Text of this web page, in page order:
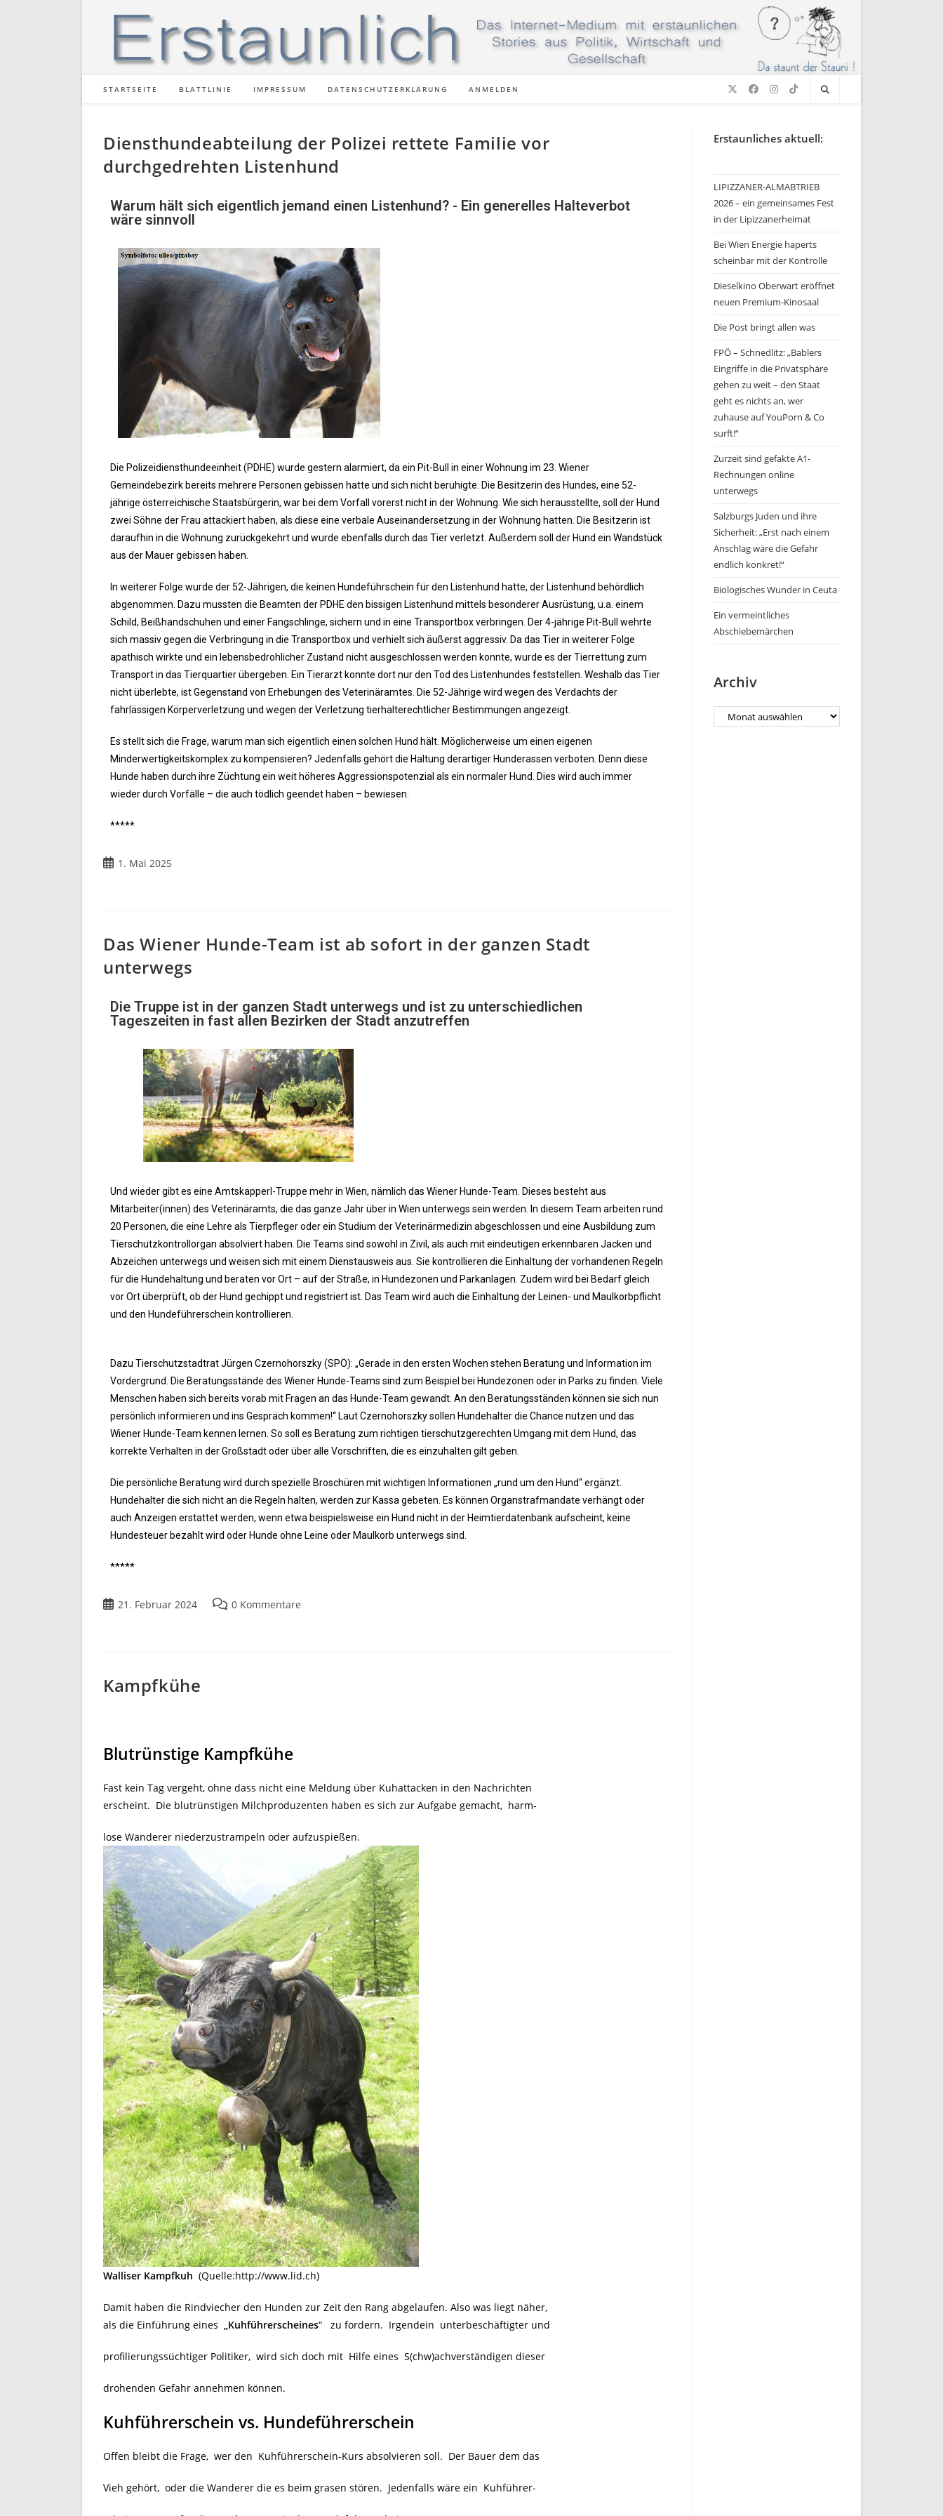
STARTSEITE BLATTLINIE IMPRESSUM DATENSCHUTZERKLÄRUNG ANMELDEN
Diensthundeabteilung der Polizei rettete Familie vor
durchgedrehten Listenhund
Warum hält sich eigentlich jemand einen Listenhund? - Ein generelles Halteverbot
wäre sinnvoll
Die Polizeidiensthundeeinheit (PDHE) wurde gestern alarmiert, da ein Pit-Bull in einer Wohnung im 23. Wiener
Gemeindebezirk bereits mehrere Personen gebissen hatte und sich nicht beruhigte. Die Besitzerin des Hundes, eine 52-
jährige österreichische Staatsbürgerin, war bei dem Vorfall vorerst nicht in der Wohnung. Wie sich herausstellte, soll der Hund
zwei Söhne der Frau attackiert haben, als diese eine verbale Auseinandersetzung in der Wohnung hatten. Die Besitzerin ist
daraufhin in die Wohnung zurückgekehrt und wurde ebenfalls durch das Tier verletzt. Außerdem soll der Hund ein Wandstück
aus der Mauer gebissen haben.
In weiterer Folge wurde der 52-Jährigen, die keinen Hundeführschein für den Listenhund hatte, der Listenhund behördlich
abgenommen. Dazu mussten die Beamten der PDHE den bissigen Listenhund mittels besonderer Ausrüstung, u.a. einem
Schild, Beißhandschuhen und einer Fangschlinge, sichern und in eine Transportbox verbringen. Der 4-jährige Pit-Bull wehrte
sich massiv gegen die Verbringung in die Transportbox und verhielt sich äußerst aggressiv. Da das Tier in weiterer Folge
apathisch wirkte und ein lebensbedrohlicher Zustand nicht ausgeschlossen werden konnte, wurde es der Tierrettung zum
Transport in das Tierquartier übergeben. Ein Tierarzt konnte dort nur den Tod des Listenhundes feststellen. Weshalb das Tier
nicht überlebte, ist Gegenstand von Erhebungen des Veterinäramtes. Die 52-Jährige wird wegen des Verdachts der
fahrlässigen Körperverletzung und wegen der Verletzung tierhalterechtlicher Bestimmungen angezeigt.
Es stellt sich die Frage, warum man sich eigentlich einen solchen Hund hält. Möglicherweise um einen eigenen
Minderwertigkeitskomplex zu kompensieren? Jedenfalls gehört die Haltung derartiger Hunderassen verboten. Denn diese
Hunde haben durch ihre Züchtung ein weit höheres Aggressionspotenzial als ein normaler Hund. Dies wird auch immer
wieder durch Vorfälle – die auch tödlich geendet haben – bewiesen.
*****
1. Mai 2025
Das Wiener Hunde-Team ist ab sofort in der ganzen Stadt
unterwegs
Die Truppe ist in der ganzen Stadt unterwegs und ist zu unterschiedlichen
Tageszeiten in fast allen Bezirken der Stadt anzutreffen
Und wieder gibt es eine Amtskapperl-Truppe mehr in Wien, nämlich das Wiener Hunde-Team. Dieses besteht aus
Mitarbeiter(innen) des Veterinäramts, die das ganze Jahr über in Wien unterwegs sein werden. In diesem Team arbeiten rund
20 Personen, die eine Lehre als Tierpfleger oder ein Studium der Veterinärmedizin abgeschlossen und eine Ausbildung zum
Tierschutzkontrollorgan absolviert haben. Die Teams sind sowohl in Zivil, als auch mit eindeutigen erkennbaren Jacken und
Abzeichen unterwegs und weisen sich mit einem Dienstausweis aus. Sie kontrollieren die Einhaltung der vorhandenen Regeln
für die Hundehaltung und beraten vor Ort – auf der Straße, in Hundezonen und Parkanlagen. Zudem wird bei Bedarf gleich
vor Ort überprüft, ob der Hund gechippt und registriert ist. Das Team wird auch die Einhaltung der Leinen- und Maulkorbpflicht
und den Hundeführerschein kontrollieren.
Dazu Tierschutzstadtrat Jürgen Czernohorszky (SPÖ): „Gerade in den ersten Wochen stehen Beratung und Information im
Vordergrund. Die Beratungsstände des Wiener Hunde-Teams sind zum Beispiel bei Hundezonen oder in Parks zu finden. Viele
Menschen haben sich bereits vorab mit Fragen an das Hunde-Team gewandt. An den Beratungsständen können sie sich nun
persönlich informieren und ins Gespräch kommen!“ Laut Czernohorszky sollen Hundehalter die Chance nutzen und das
Wiener Hunde-Team kennen lernen. So soll es Beratung zum richtigen tierschutzgerechten Umgang mit dem Hund, das
korrekte Verhalten in der Großstadt oder über alle Vorschriften, die es einzuhalten gilt geben.
Die persönliche Beratung wird durch spezielle Broschüren mit wichtigen Informationen „rund um den Hund“ ergänzt.
Hundehalter die sich nicht an die Regeln halten, werden zur Kassa gebeten. Es können Organstrafmandate verhängt oder
auch Anzeigen erstattet werden, wenn etwa beispielsweise ein Hund nicht in der Heimtierdatenbank aufscheint, keine
Hundesteuer bezahlt wird oder Hunde ohne Leine oder Maulkorb unterwegs sind.
*****
21. Februar 2024 0 Kommentare
Kampfkühe
Blutrünstige Kampfkühe
Fast kein Tag vergeht, ohne dass nicht eine Meldung über Kuhattacken in den Nachrichten
erscheint. Die blutrünstigen Milchproduzenten haben es sich zur Aufgabe gemacht, harm-
lose Wanderer niederzustrampeln oder aufzuspießen.
Walliser Kampfkuh (Quelle:http://www.lid.ch)
Damit haben die Rindviecher den Hunden zur Zeit den Rang abgelaufen. Also was liegt näher,
als die Einführung eines „Kuhführerscheines“ zu fordern. Irgendein unterbeschäftigter und
profilierungssüchtiger Politiker, wird sich doch mit Hilfe eines S(chw)achverständigen dieser
drohenden Gefahr annehmen können.
Kuhführerschein vs. Hundeführerschein
Offen bleibt die Frage, wer den Kuhführerschein-Kurs absolvieren soll. Der Bauer dem das
Vieh gehört, oder die Wanderer die es beim grasen stören. Jedenfalls wäre ein Kuhführer-
Erstaunliches aktuell:
LIPIZZANER-ALMABTRIEB
2026 – ein gemeinsames Fest
in der Lipizzanerheimat
Bei Wien Energie haperts
scheinbar mit der Kontrolle
Dieselkino Oberwart eröffnet
neuen Premium-Kinosaal
Die Post bringt allen was
FPÖ – Schnedlitz: „Bablers
Eingriffe in die Privatsphäre
gehen zu weit – den Staat
geht es nichts an, wer
zuhause auf YouPorn & Co
surft!“
Zurzeit sind gefakte A1-
Rechnungen online
unterwegs
Salzburgs Juden und ihre
Sicherheit: „Erst nach einem
Anschlag wäre die Gefahr
endlich konkret!“
Biologisches Wunder in Ceuta
Ein vermeintliches
Abschiebemärchen
Archiv